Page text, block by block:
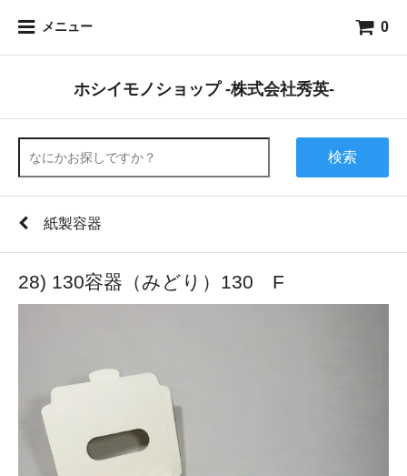
メニュー 0
ホシイモノショップ -株式会社秀英-
検索
紙製容器
28) 130容器（みどり）130 F